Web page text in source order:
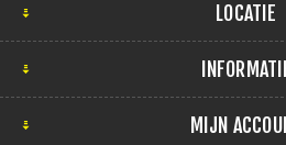
LOCATIE
MIJN